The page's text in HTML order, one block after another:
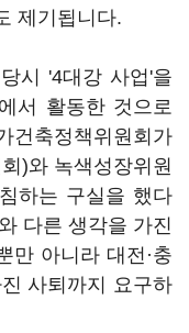
제기됩니다.
시 '4대강 사업'을
서 활동한 것으로
축정책위원회가
)와 녹색성장위원
하는 구실을 했다
다른 생각을 가진
만 아니라 대전·충
사퇴까지 요구하